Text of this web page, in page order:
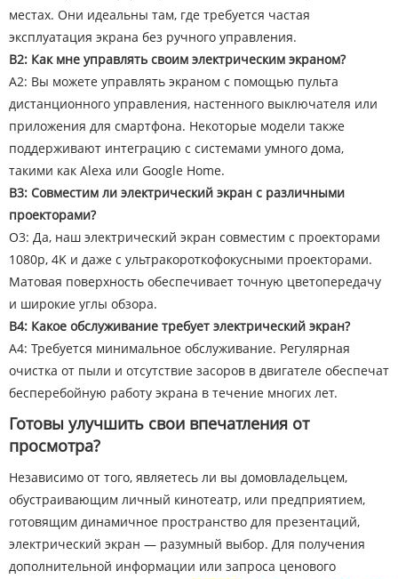
местах. Они идеальны там, где требуется частая
эксплуатация экрана без ручного управления.
В2: Как мне управлять своим электрическим экраном?
A2: Вы можете управлять экраном с помощью пульта
дистанционного управления, настенного выключателя или
приложения для смартфона. Некоторые модели также
поддерживают интеграцию с системами умного дома,
такими как Alexa или Google Home.
В3: Совместим ли электрический экран с различными
проекторами?
О3: Да, наш электрический экран совместим с проекторами
1080p, 4K и даже с ультракороткофокусными проекторами.
Матовая поверхность обеспечивает точную цветопередачу
и широкие углы обзора.
В4: Какое обслуживание требует электрический экран?
A4: Требуется минимальное обслуживание. Регулярная
очистка от пыли и отсутствие засоров в двигателе обеспечат
бесперебойную работу экрана в течение многих лет.
Готовы улучшить свои впечатления от
просмотра?
Независимо от того, являетесь ли вы домовладельцем,
обустраивающим личный кинотеатр, или предприятием,
готовящим динамичное пространство для презентаций,
электрический экран — разумный выбор. Для получения
дополнительной информации или запроса ценового